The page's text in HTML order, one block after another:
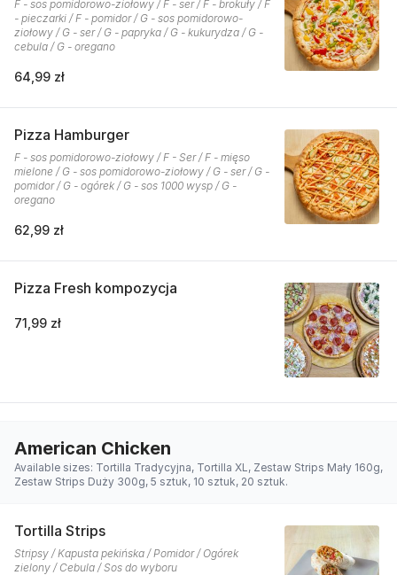
F - sos pomidorowo-ziołowy / F - ser / F - brokuły / F
- pieczarki / F - pomidor / G - sos pomidorowo-
ziołowy / G - ser / G - papryka / G - kukurydza / G -
cebula / G - oregano
64,99 zł
Pizza Hamburger
F - sos pomidorowo-ziołowy / F - Ser / F - mięso
mielone / G - sos pomidorowo-ziołowy / G - ser / G -
pomidor / G - ogórek / G - sos 1000 wysp / G -
oregano
62,99 zł
Pizza Fresh kompozycja
71,99 zł
American Chicken
Available sizes: Tortilla Tradycyjna, Tortilla XL, Zestaw Strips Mały 160g,
Zestaw Strips Duży 300g, 5 sztuk, 10 sztuk, 20 sztuk.
Tortilla Strips
Stripsy / Kapusta pekińska / Pomidor / Ogórek
zielony / Cebula / Sos do wyboru